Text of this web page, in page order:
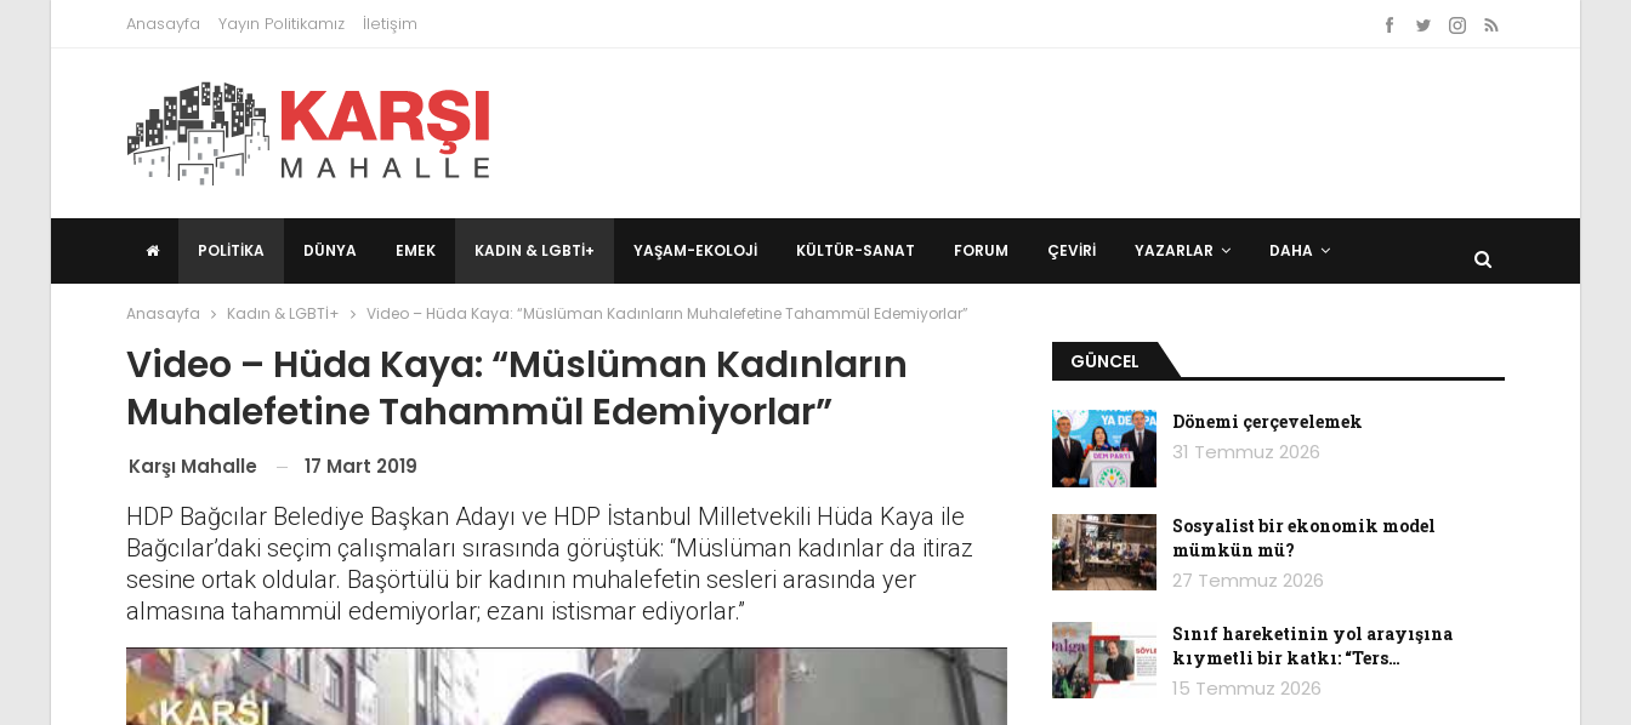
Anasayfa Yayın Politikamız İletişim
POLITIKA DÜNYA EMEK KADIN & LGBTİ+ YAŞAM-EKOLOJI KÜLTÜR-SANAT FORUM ÇEVIRI YAZARLAR DAHA
Anasayfa Kadın & LGBTİ+ Video – Hüda Kaya: “Müslüman Kadınların Muhalefetine Tahammül Edemiyorlar”
Video – Hüda Kaya: “Müslüman Kadınların
Muhalefetine Tahammül Edemiyorlar”
Karşı Mahalle 17 Mart 2019
HDP Bağcılar Belediye Başkan Adayı ve HDP İstanbul Milletvekili Hüda Kaya ile
Bağcılar’daki seçim çalışmaları sırasında görüştük: “Müslüman kadınlar da itiraz
sesine ortak oldular. Başörtülü bir kadının muhalefetin sesleri arasında yer
almasına tahammül edemiyorlar; ezanı istismar ediyorlar.”
GÜNCEL
Dönemi çerçevelemek
31 Temmuz 2026
Sosyalist bir ekonomik model
mümkün mü?
27 Temmuz 2026
Sınıf hareketinin yol arayışına
kıymetli bir katkı: “Ters…
15 Temmuz 2026